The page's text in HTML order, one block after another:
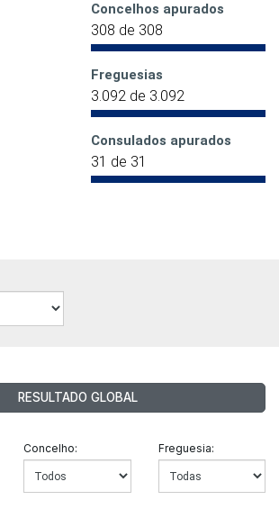
Concelhos apurados
308 de 308
Freguesias
3.092 de 3.092
Consulados apurados
31 de 31
RESULTADO GLOBAL
Concelho: Freguesia: